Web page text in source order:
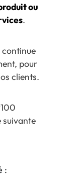
ou
.
continue
pour
clients.
suivante
: